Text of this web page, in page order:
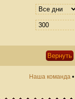
Наша команда •